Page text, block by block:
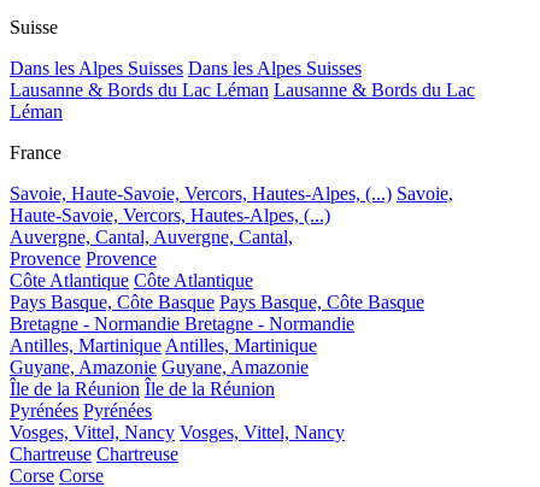
Suisse
Dans les Alpes Suisses Dans les Alpes Suisses
Lausanne & Bords du Lac Léman Lausanne & Bords du Lac
Léman
France
Savoie, Haute-Savoie, Vercors, Hautes-Alpes, (...) Savoie,
Haute-Savoie, Vercors, Hautes-Alpes, (...)
Auvergne, Cantal, Auvergne, Cantal,
Provence Provence
Côte Atlantique Côte Atlantique
Pays Basque, Côte Basque Pays Basque, Côte Basque
Bretagne - Normandie Bretagne - Normandie
Antilles, Martinique Antilles, Martinique
Guyane, Amazonie Guyane, Amazonie
Île de la Réunion Île de la Réunion
Pyrénées Pyrénées
Vosges, Vittel, Nancy Vosges, Vittel, Nancy
Chartreuse Chartreuse
Corse Corse